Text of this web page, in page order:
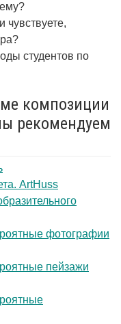
чувствуете,
студентов по
композиции
рекомендуем
ArtHuss
фотографии
пейзажи